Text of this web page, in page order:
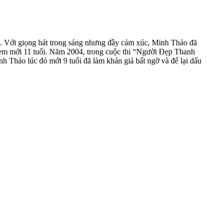
giọng hát trong sáng nhưng đầy cảm xúc, Minh Thảo đã
mới 11 tuổi. Năm 2004, trong cuộc thi “Người Đẹp Thanh
Thảo lúc đó mới 9 tuổi đã làm khán giả bất ngờ và để lại dấu